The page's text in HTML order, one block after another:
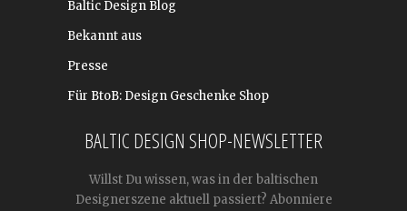
Baltic Design Blog
Bekannt aus
Presse
Für BtoB: Design Geschenke Shop
BALTIC DESIGN SHOP-NEWSLETTER
Willst Du wissen, was in der baltischen
Designerszene aktuell passiert? Abonniere